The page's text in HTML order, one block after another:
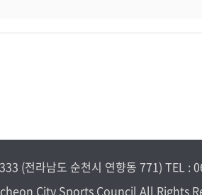
(전라남도 순천시 연향동 771) TEL
City Sports Council All Rights